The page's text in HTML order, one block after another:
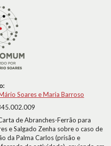
Soares e Maria Barroso
de Abranches-Ferrão para
e Salgado Zenha sobre o caso de
da Palma Carlos (prisão e